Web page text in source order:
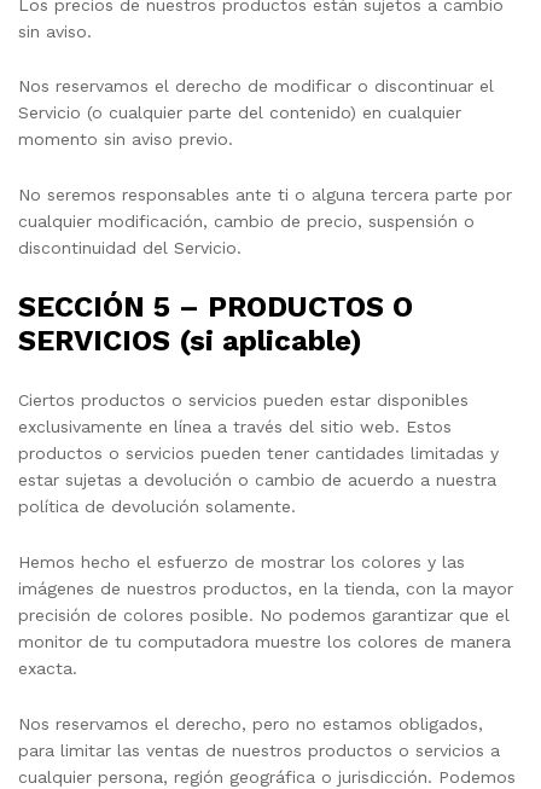
Los precios de nuestros productos están sujetos a cambio
sin aviso.
Nos reservamos el derecho de modificar o discontinuar el
Servicio (o cualquier parte del contenido) en cualquier
momento sin aviso previo.
No seremos responsables ante ti o alguna tercera parte por
cualquier modificación, cambio de precio, suspensión o
discontinuidad del Servicio.
SECCIÓN 5 – PRODUCTOS O
SERVICIOS (si aplicable)
Ciertos productos o servicios pueden estar disponibles
exclusivamente en línea a través del sitio web. Estos
productos o servicios pueden tener cantidades limitadas y
estar sujetas a devolución o cambio de acuerdo a nuestra
política de devolución solamente.
Hemos hecho el esfuerzo de mostrar los colores y las
imágenes de nuestros productos, en la tienda, con la mayor
precisión de colores posible. No podemos garantizar que el
monitor de tu computadora muestre los colores de manera
exacta.
Nos reservamos el derecho, pero no estamos obligados,
para limitar las ventas de nuestros productos o servicios a
cualquier persona, región geográfica o jurisdicción. Podemos